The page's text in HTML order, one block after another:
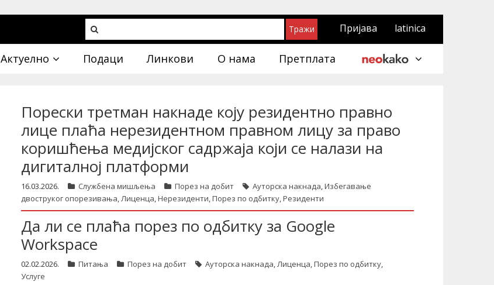
Пријава latinica
Актуелно Подаци Линкови О нама Претплата
Порески третман накнаде коју резидентно правно
лице плаћа нерезидентном правном лицу за право
коришћења медијског садржаја који се налази на
дигиталној платформи
16.03.2026. Службена мишљења Порез на добит Ауторска накнада,Избегавање
двоструког опорезивања,Лиценца,Нерезиденти,Порез по одбитку,Резиденти
Да ли се плаћа порез по одбитку за Google
Workspace
02.02.2026. Питања Порез на добит Ауторска накнада,Лиценца,Порез по одбитку,
Услуге